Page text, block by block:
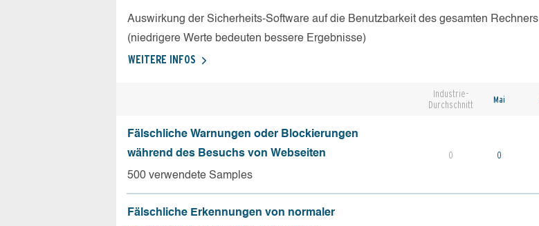
Auswirkung der Sicherheits-Software auf die Benutzbarkeit des gesamten Rechners
(niedrigere Werte bedeuten bessere Ergebnisse)
WEITERE INFOS
Industrie-
Durchschnitt
Mai
Fälschliche Warnungen oder Blockierungen
während des Besuchs von Webseiten
500 verwendete Samples
0 0
Fälschliche Erkennungen von normaler